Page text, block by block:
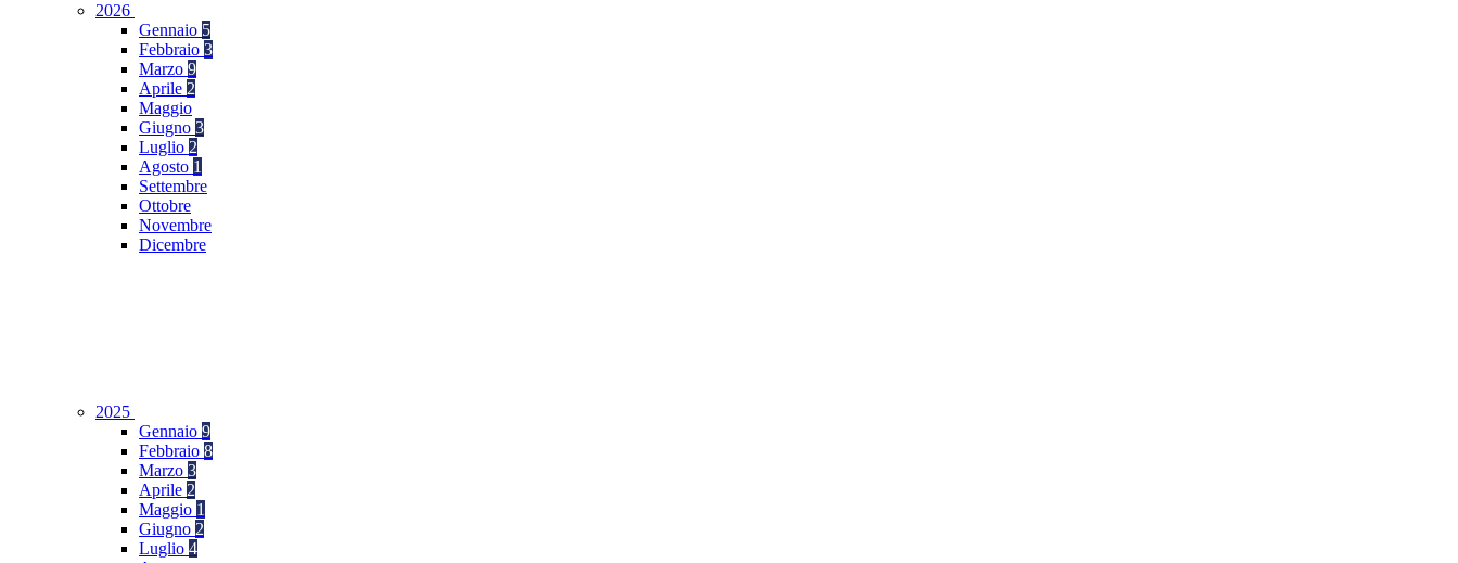
2026
Gennaio 5
Febbraio 3
Marzo 9
Aprile 2
Maggio
Giugno 3
Luglio 2
Agosto 1
Settembre
Ottobre
Novembre
Dicembre
2025
Gennaio 9
Febbraio 8
Marzo 3
Aprile 2
Maggio 1
Giugno 2
Luglio 4